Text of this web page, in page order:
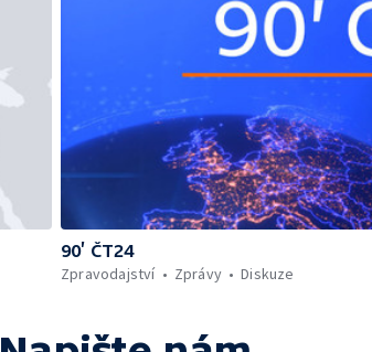
90’ ČT24
Zpravodajství
Zprávy Diskuze